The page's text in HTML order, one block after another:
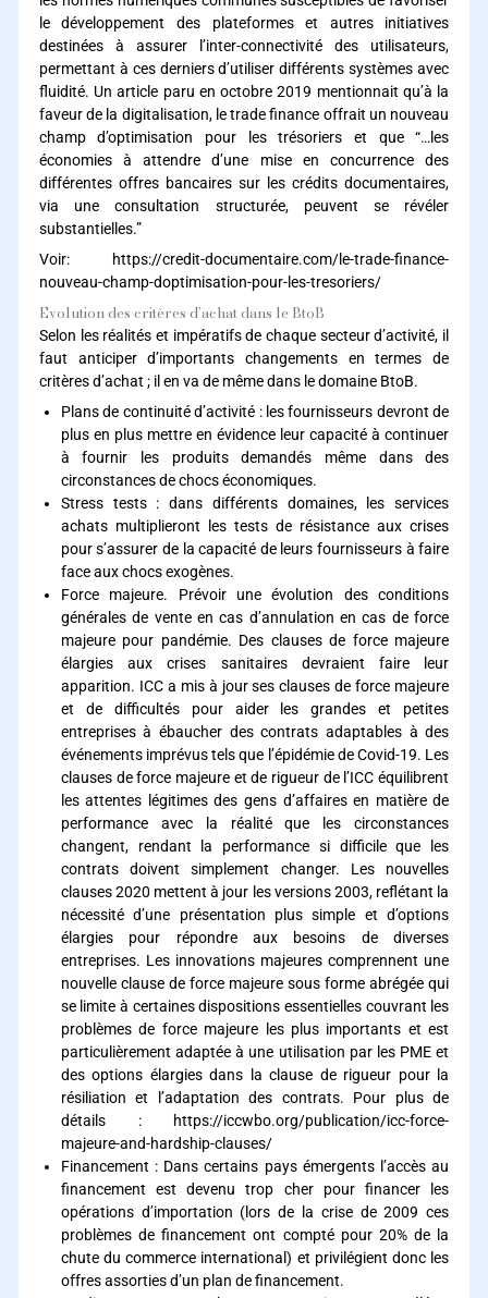
le développement des plateformes et autres initiatives
destinées à assurer l’inter-connectivité des utilisateurs,
permettant à ces derniers d’utiliser différents systèmes avec
fluidité. Un article paru en octobre 2019 mentionnait qu’à la
faveur de la digitalisation, le trade finance offrait un nouveau
champ d’optimisation pour les trésoriers et que “…les
économies à attendre d’une mise en concurrence des
différentes offres bancaires sur les crédits documentaires,
via une consultation structurée, peuvent se révéler
substantielles.”
Voir:
https://credit-documentaire.com/le-trade-finance-
nouveau-champ-doptimisation-pour-les-tresoriers/
Evolution des critères d’achat dans le BtoB
Selon les réalités et impératifs de chaque secteur d’activité, il
faut anticiper d’importants changements en termes de
critères d’achat ; il en va de même dans le domaine BtoB.
Plans de continuité d’activité : les fournisseurs devront de
plus en plus mettre en évidence leur capacité à continuer
à fournir les produits demandés même dans des
circonstances de chocs économiques.
Stress tests : dans différents domaines, les services
achats multiplieront les tests de résistance aux crises
pour s’assurer de la capacité de leurs fournisseurs à faire
face aux chocs exogènes.
Force majeure. Prévoir une évolution des conditions
générales de vente en cas d’annulation en cas de force
majeure pour pandémie. Des clauses de force majeure
élargies aux crises sanitaires devraient faire leur
apparition. ICC a mis à jour ses clauses de force majeure
et de difficultés pour aider les grandes et petites
entreprises à ébaucher des contrats adaptables à des
événements imprévus tels que l’épidémie de Covid-19. Les
clauses de force majeure et de rigueur de l’ICC équilibrent
les attentes légitimes des gens d’affaires en matière de
performance avec la réalité que les circonstances
changent, rendant la performance si difficile que les
contrats doivent simplement changer. Les nouvelles
clauses 2020 mettent à jour les versions 2003, reflétant la
nécessité d’une présentation plus simple et d’options
élargies pour répondre aux besoins de diverses
entreprises. Les innovations majeures comprennent une
nouvelle clause de force majeure sous forme abrégée qui
se limite à certaines dispositions essentielles couvrant les
problèmes de force majeure les plus importants et est
particulièrement adaptée à une utilisation par les PME et
des options élargies dans la clause de rigueur pour la
résiliation et l’adaptation des contrats. Pour plus de
détails :
https://iccwbo.org/publication/icc-force-
majeure-and-hardship-clauses/
Financement : Dans certains pays émergents l’accès au
financement est devenu trop cher pour financer les
opérations d’importation (lors de la crise de 2009 ces
problèmes de financement ont compté pour 20% de la
chute du commerce international) et privilégient donc les
offres assorties d’un plan de financement.